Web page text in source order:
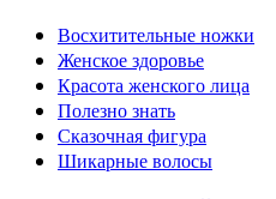
Восхитительные ножки
Женское здоровье
Красота женского лица
Полезно знать
Сказочная фигура
Шикарные волосы